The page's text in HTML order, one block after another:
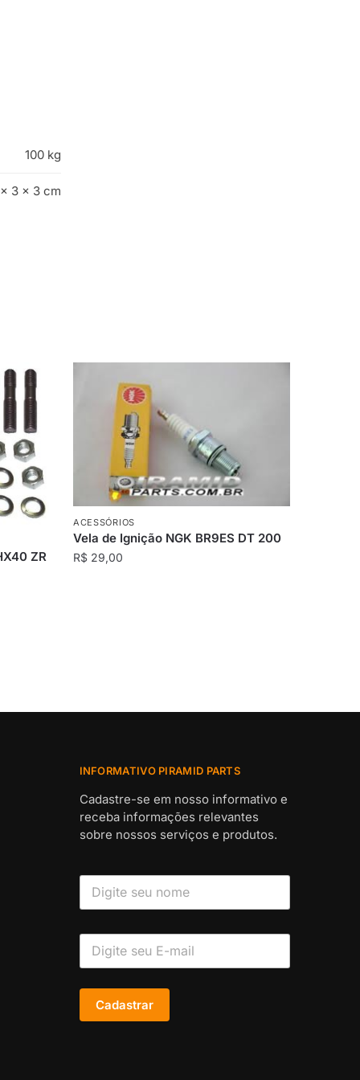
100 kg
3 × 3 cm
ZR
ACESSÓRIOS
Vela de Ignição NGK BR9ES DT 200
R$29,00
INFORMATIVO PIRAMID PARTS
Cadastre-se em nosso informativo e
receba informações relevantes
sobre nossos serviços e produtos.
Cadastrar